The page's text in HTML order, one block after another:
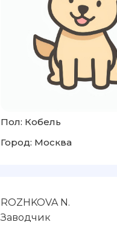
Пол: Кобель
Город: Москва
ROZHKOVA N.
Заводчик